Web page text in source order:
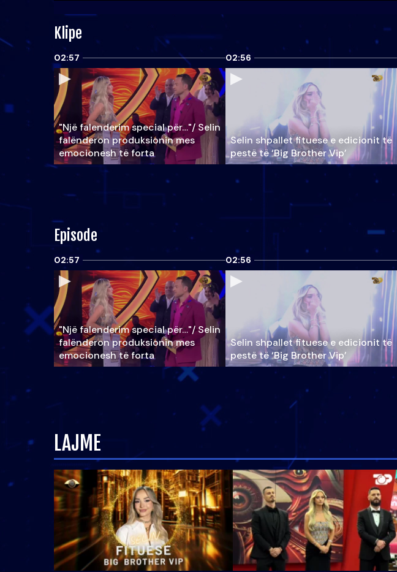
Klipe
02:57
"Një falenderim special për…"/ Selin
falënderon produksionin mes
emocionesh të forta
02:56
Selin shpallet fituese e edicionit të
pestë të ‘Big Brother Vip’
Episode
02:57
"Një falenderim special për…"/ Selin
falënderon produksionin mes
emocionesh të forta
02:56
Selin shpallet fituese e edicionit të
pestë të ‘Big Brother Vip’
LAJME